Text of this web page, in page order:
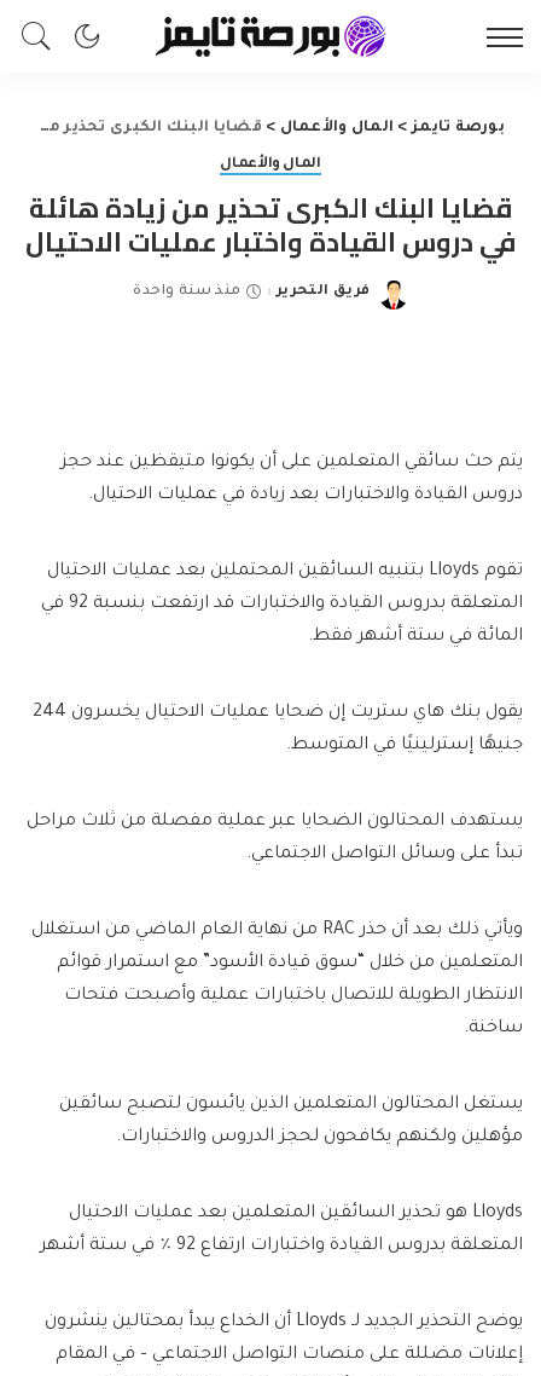
بورصة تايمز> المال والأعمال > قضايا البنك الكبرى تحذير من زيادة هائلة في دروس القيادة واختبار عمليات الاحتيال
المال والأعمال
قضايا البنك الكبرى تحذير من زيادة هائلة
في دروس القيادة واختبار عمليات الاحتيال
Posted
فريق التحرير منذ سنة واحدة
يتم حث سائقي المتعلمين على أن يكونوا متيقظين عند حجز
دروس القيادة والاختبارات بعد زيادة في عمليات الاحتيال.
تقوم Lloyds بتنبيه السائقين المحتملين بعد عمليات الاحتيال
المتعلقة بدروس القيادة والاختبارات قد ارتفعت بنسبة 92 في
المائة في ستة أشهر فقط.
يقول بنك هاي ستريت إن ضحايا عمليات الاحتيال يخسرون 244
جنيهًا إسترلينيًا في المتوسط.
يستهدف المحتالون الضحايا عبر عملية مفصلة من ثلاث مراحل
تبدأ على وسائل التواصل الاجتماعي.
ويأتي ذلك بعد أن حذر RAC من نهاية العام الماضي من استغلال
المتعلمين من خلال “سوق قيادة الأسود” مع استمرار قوائم
الانتظار الطويلة للاتصال باختبارات عملية وأصبحت فتحات
ساخنة.
يستغل المحتالون المتعلمين الذين يائسون لتصبح سائقين
مؤهلين ولكنهم يكافحون لحجز الدروس والاختبارات.
Lloyds هو تحذير السائقين المتعلمين بعد عمليات الاحتيال
المتعلقة بدروس القيادة واختبارات ارتفاع 92 ٪ في ستة أشهر
يوضح التحذير الجديد لـ Lloyds أن الخداع يبدأ بمحتالين ينشرون
إعلانات مضللة على منصات التواصل الاجتماعي – في المقام